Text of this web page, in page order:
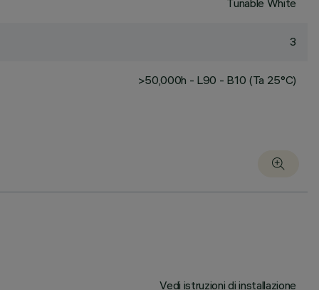
Tunable White
3
>50,000h - L90 - B10 (Ta 25°C)
Vedi istruzioni di installazione